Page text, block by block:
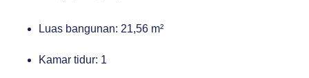
Luas bangunan: 21,56 m²
Kamar tidur: 1